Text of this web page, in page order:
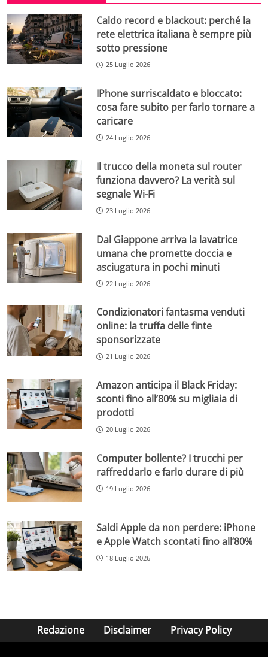
Caldo record e blackout: perché la
rete elettrica italiana è sempre più
sotto pressione
25 Luglio 2026
IPhone surriscaldato e bloccato:
cosa fare subito per farlo tornare a
caricare
24 Luglio 2026
Il trucco della moneta sul router
funziona davvero? La verità sul
segnale Wi-Fi
23 Luglio 2026
Dal Giappone arriva la lavatrice
umana che promette doccia e
asciugatura in pochi minuti
22 Luglio 2026
Condizionatori fantasma venduti
online: la truffa delle finte
sponsorizzate
21 Luglio 2026
Amazon anticipa il Black Friday:
sconti fino all’80% su migliaia di
prodotti
20 Luglio 2026
Computer bollente? I trucchi per
raffreddarlo e farlo durare di più
19 Luglio 2026
Saldi Apple da non perdere: iPhone
e Apple Watch scontati fino all’80%
18 Luglio 2026
Redazione Disclaimer Privacy Policy